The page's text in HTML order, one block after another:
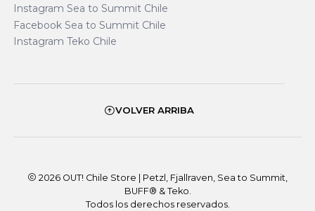
Instagram Sea to Summit Chile
Facebook Sea to Summit Chile
Instagram Teko Chile
2026 OUT! Chile Store | Petzl, Fjallraven, Sea to Summit,
BUFF® & Teko.
Todos los derechos reservados.
VOLVER ARRIBA